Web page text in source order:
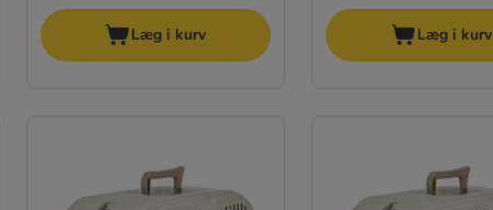
Læg i kurv Læg i kurv